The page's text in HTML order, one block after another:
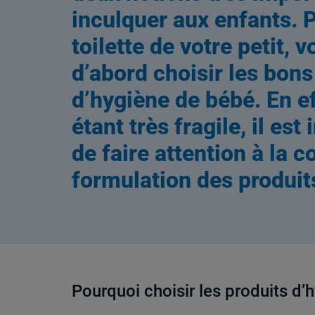
inculquer aux enfants.
toilette de votre petit,
d’abord choisir les
d’hygiène de bébé. En
étant très fragile, il est
de faire attention à la
formulation des
Pourquoi choisir les produits